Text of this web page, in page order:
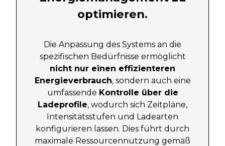
optimieren.
Die Anpassung des Systems an die
spezifischen Bedürfnisse ermöglicht
nicht nur einen effizienteren
Energieverbrauch, sondern auch eine
umfassende Kontrolle über die
Ladeprofile, wodurch sich Zeitpläne,
Intensitätsstufen und Ladearten
konfigurieren lassen. Dies führt durch
maximale Ressourcennutzung gemäß